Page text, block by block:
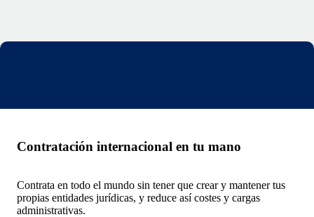
Contratación internacional en tu mano
Contrata en todo el mundo sin tener que crear y mantener tus
propias entidades jurídicas, y reduce así costes y cargas
administrativas.